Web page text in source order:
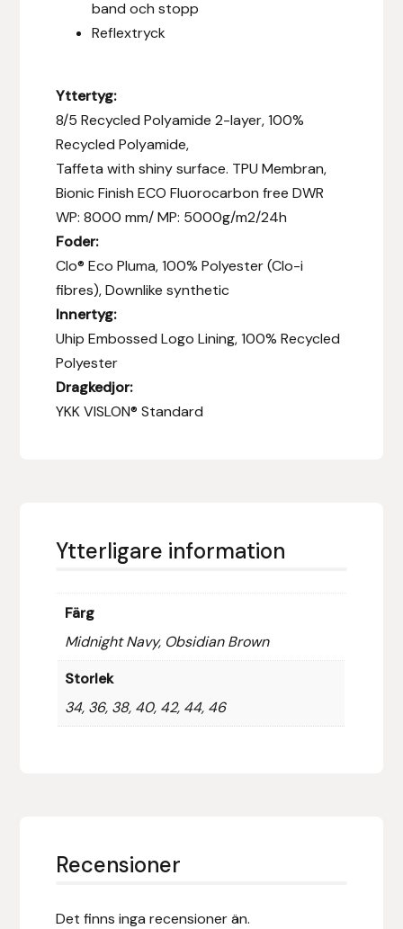
band och stopp
Reflextryck
Yttertyg:
8/5 Recycled Polyamide 2-layer, 100%
Recycled Polyamide,
Taffeta with shiny surface. TPU Membran,
Bionic Finish ECO Fluorocarbon free DWR
WP: 8000 mm/ MP: 5000g/m2/24h
Foder:
Clo® Eco Pluma, 100% Polyester (Clo-i
fibres), Downlike synthetic
Innertyg:
Uhip Embossed Logo Lining, 100% Recycled
Polyester
Dragkedjor:
YKK VISLON® Standard
Ytterligare information
Färg
Midnight Navy, Obsidian Brown
Storlek
34, 36, 38, 40, 42, 44, 46
Recensioner
Det finns inga recensioner än.
Källquist Equestrian
Karlslund
Kidka of Iceland
Klisterdekaler.se
Knights
Ky Rotary Bit
Lenanders Grafiska
Lysi Ehf
Mias Ridsport
Mountain Horse
Muck Boot Company
Natur & Kultur bokförlag